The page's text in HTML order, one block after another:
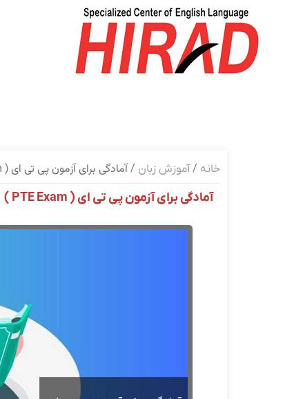
خانه /آموزش زبان / آمادگی برای آزمون پی تی ای ( PTE Exam )
آمادگی برای آزمون پی تی ای ( PTE Exam )